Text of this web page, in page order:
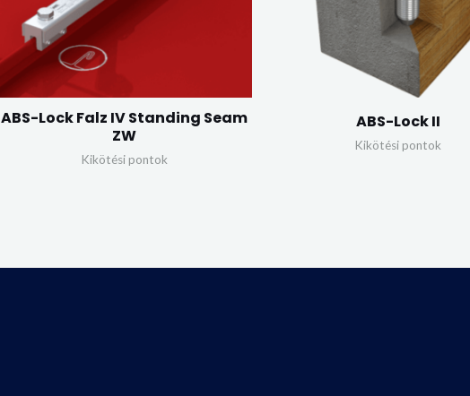
ABS-Lock Falz IV Standing Seam
ZW
Kikötési pontok
ABS-Lock II
Kikötési pontok